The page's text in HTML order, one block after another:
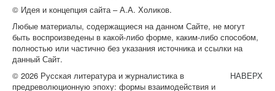
© Идея и концепция сайта – А.А. Холиков.
Любые материалы, содержащиеся на данном Сайте, не могут
быть воспроизведены в какой-либо форме, каким-либо способом,
полностью или частично без указания источника и ссылки на
данный Сайт.
НАВЕРХ
© 2026 Русская литература и журналистика в
предреволюционную эпоху: формы взаимодействия и